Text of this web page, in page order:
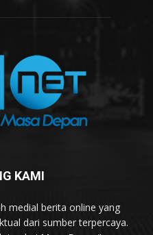
KAMI
medial berita online yang
dari sumber terpercaya.